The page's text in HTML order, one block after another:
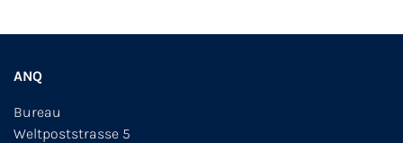
ANQ
Bureau
Weltpoststrasse 5